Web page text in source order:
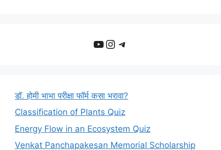
YouTube
Instagram
Telegram
डॉ. होमी भाभा परीक्षा फॉर्म कसा भरावा?
Classification of Plants Quiz
Energy Flow in an Ecosystem Quiz
Venkat Panchapakesan Memorial Scholarship